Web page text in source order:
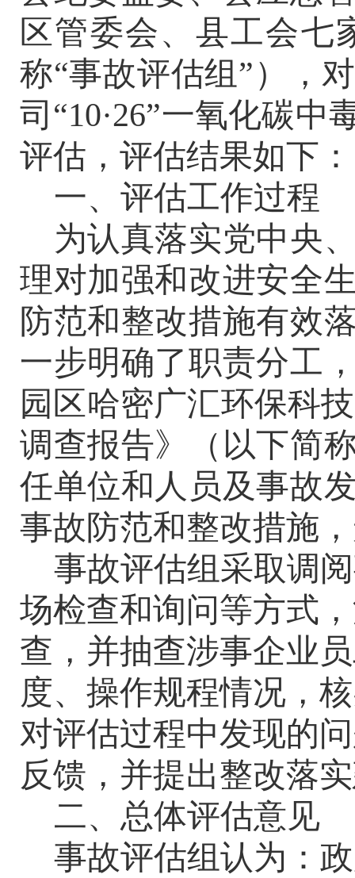
区管委会、县工会七
称“事故评估组”），
司“10·26”一氧化碳
评估，评估结果如下：
一、评估工作过程
为认真落实党中央
理对加强和改进安全
防范和整改措施有效
一步明确了职责分工
园区哈密广汇环保科
调查报告》（以下简
任单位和人员及事故
事故防范和整改措施
事故评估组采取调
场检查和询问等方式
查，并抽查涉事企业
度、操作规程情况，
对评估过程中发现的
反馈，并提出整改落
二、总体评估意见
事故评估组认为：